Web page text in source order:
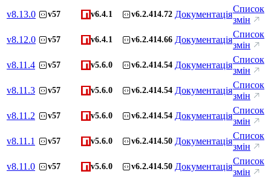
v8.13.0 v57 v6.4.1 v6.2.414.72 Документація
Список
змін
v8.12.0 v57 v6.4.1 v6.2.414.66 Документація
Список
змін
v8.11.4 v57 v5.6.0 v6.2.414.54 Документація
Список
змін
v8.11.3 v57 v5.6.0 v6.2.414.54 Документація
Список
змін
v8.11.2 v57 v5.6.0 v6.2.414.54 Документація
Список
змін
v8.11.1 v57 v5.6.0 v6.2.414.50 Документація
Список
змін
v8.11.0 v57 v5.6.0 v6.2.414.50 Документація
Список
змін